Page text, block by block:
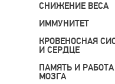
СНИЖЕНИЕ ВЕСА
ИММУНИТЕТ
КРОВЕНОСНАЯ
И СЕРДЦЕ
ПАМЯТЬ И РАБОТА
МОЗГА